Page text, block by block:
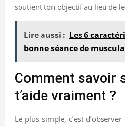
soutient ton objectif au lieu de
Lire aussi : Les 6
bonne séance de
Comment savoir
t’aide vraiment ?
Le plus simple, c’est